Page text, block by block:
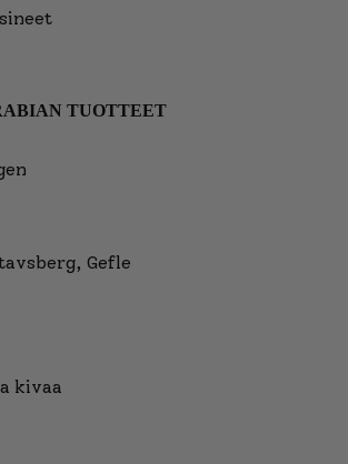
TUOTTEET
Gefle
kivaa